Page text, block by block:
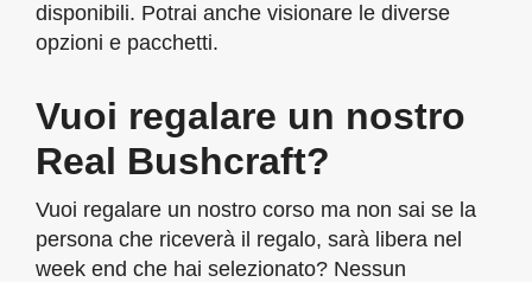
disponibili. Potrai anche visionare le diverse
opzioni e pacchetti.
Vuoi regalare un nostro
Real Bushcraft?
Vuoi regalare un nostro corso ma non sai se la
persona che riceverà il regalo, sarà libera nel
week end che hai selezionato? Nessun